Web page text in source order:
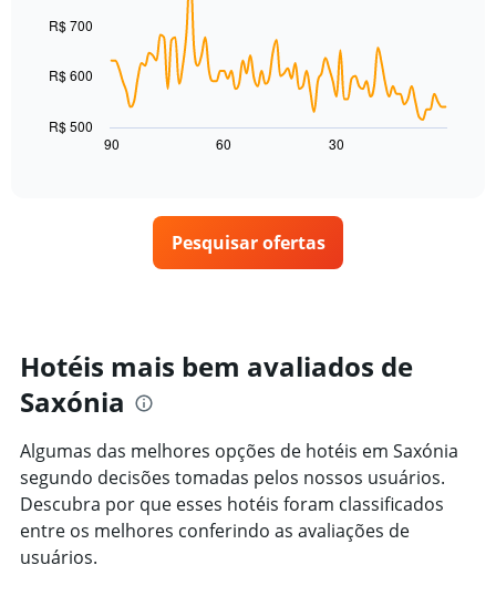
quarto
gráfico
eixo
exibindo
o
preço
médio
um
quarto
data
points.
O
acordo
com
a
aproximação
data
de
estadia
O
gráfico
tem
90 60 30
R$ 500
R$ 600
R$ 700
Pesquisar ofertas
Hotéis mais bem avaliados de
Saxónia
Algumas das melhores opções de hotéis em Saxónia
segundo decisões tomadas pelos nossos usuários.
Descubra por que esses hotéis foram classificados
entre os melhores conferindo as avaliações de
usuários.